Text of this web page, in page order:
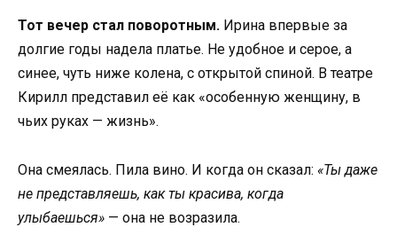
Тот вечер стал поворотным. Ирина впервые за
долгие годы надела платье. Не удобное и серое, а
синее, чуть ниже колена, с открытой спиной. В театре
Кирилл представил её как «особенную женщину, в
чьих руках — жизнь».
Она смеялась. Пила вино. И когда он сказал: «Ты даже
не представляешь, как ты красива, когда
улыбаешься» — она не возразила.